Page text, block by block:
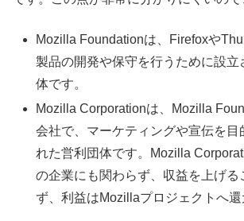
Mozilla Foundationは、Firefoxや
製品の開発や保守を行うために設立
体です。
Mozilla Corporationは、Mozilla
会社で、マーケティングや宣伝を目
れた営利団体です。Mozilla
の企業にも関わらず、収益を上げる
ず、利益はMozillaプロジェクトへ還